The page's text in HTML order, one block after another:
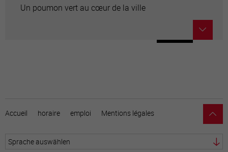
Un poumon vert au cœur de la ville
Accueil horaire emploi Mentions légales